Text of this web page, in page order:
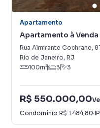
Apartamento
Apartamento à
Rua Almirante Cochrane, 81
Rio de Janeiro, RJ
100m² 3 3
R$ 550.000,00
Condomínio R$ 1.484,80·